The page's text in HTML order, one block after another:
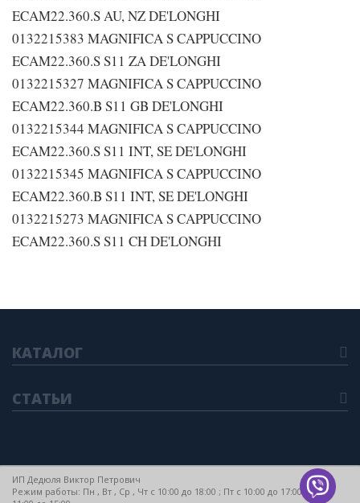
ECAM22.360.S AU, NZ DE'LONGHI
0132215383 MAGNIFICA S CAPPUCCINO
ECAM22.360.S S11 ZA DE'LONGHI
0132215327 MAGNIFICA S CAPPUCCINO
ECAM22.360.B S11 GB DE'LONGHI
0132215344 MAGNIFICA S CAPPUCCINO
ECAM22.360.S S11 INT, SE DE'LONGHI
0132215345 MAGNIFICA S CAPPUCCINO
ECAM22.360.B S11 INT, SE DE'LONGHI
0132215273 MAGNIFICA S CAPPUCCINO
ECAM22.360.S S11 CH DE'LONGHI
КАТАЛОГ
СТАТЬИ
ИП Дедюля Виктор Петрович
Режим работы: Пн , Вт , Ср , Чт c 10:00 до 18:00 ; Пт c 10:00 до 17:00 ; Сб c